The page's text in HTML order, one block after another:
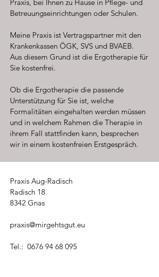
Praxis, bei Ihnen zu Hause in Pflege- und
Betreuungseinrichtungen oder Schulen.
Meine Praxis ist Vertragspartner mit den
Krankenkassen ÖGK, SVS und BVAEB.
Aus diesem Grund ist die Ergotherapie für
Sie kostenfrei.
Ob die Ergotherapie die passende
Unterstützung für Sie ist, welche
Formalitäten eingehalten werden müssen
und in welchem Rahmen die Therapie in
ihrem Fall stattfinden kann, besprechen
wir in einem kostenfreien Erstgespräch.
Praxis Aug-Radisch
Radisch 18
8342 Gnas
praxis@mirgehtsgut.eu
Tel.: 0676 94 68 095